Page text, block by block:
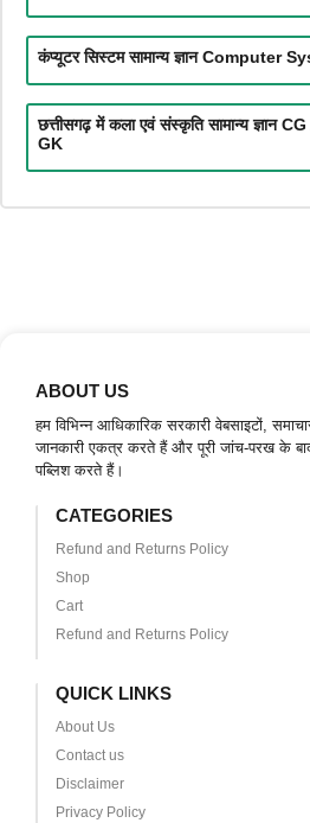
कंप्यूटर सिस्टम सामान्य ज्ञान Computer
छत्तीसगढ़ में कला एवं संस्कृति सामान्य ज्ञान
GK
ABOUT US
हम विभिन्न आधिकारिक सरकारी वेबसाइटों,
जानकारी एकत्र करते हैं और पूरी जांच-परख के
पब्लिश करते हैं।
CATEGORIES
Refund and Returns Policy
Shop
Cart
Refund and Returns Policy
QUICK LINKS
About Us
Contact us
Disclaimer
Privacy Policy